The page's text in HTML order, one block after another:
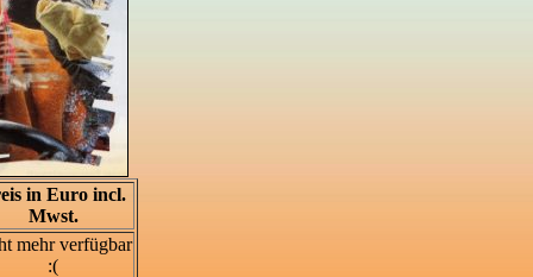
in Euro incl.
Mwst.
mehr verfügbar
:(